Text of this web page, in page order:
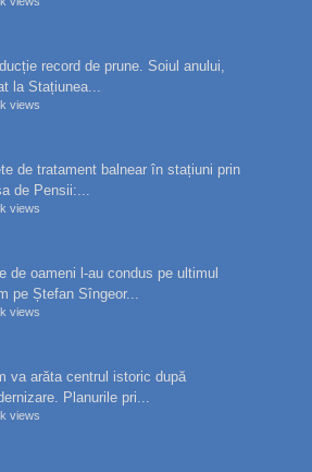
record de prune. Soiul anului,
la Stațiunea...
views
de tratament balnear în stațiuni prin
de Pensii:...
views
de oameni l-au condus pe ultimul
pe Ștefan Sîngeor...
views
va arăta centrul istoric după
Planurile pri...
views